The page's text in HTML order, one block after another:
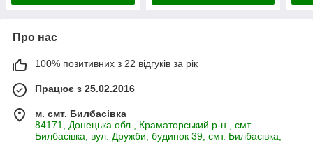
Про нас
100% позитивних з 22 відгуків за рік
Працює з 25.02.2016
м. смт. Билбасівка
84171, Донецька обл., Краматорський р-н., смт.
Билбасівка, вул. Дружби, будинок 39, смт. Билбасівка,